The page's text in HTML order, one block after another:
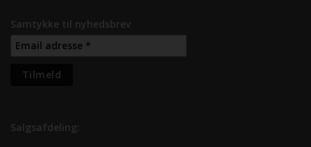
Samtykke til nyhedsbrev
Salgsafdeling: